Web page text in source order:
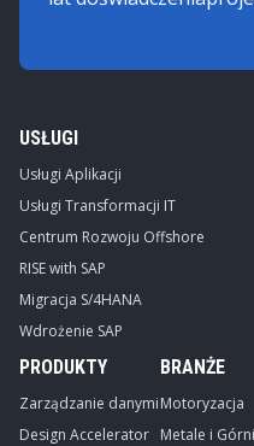
USŁUGI
Usługi Aplikacji
Usługi Transformacji IT
Centrum Rozwoju Offshore
RISE with SAP
Migracja S/4HANA
Wdrożenie SAP
PRODUKTY
Zarządzanie danymi
Design Accelerator
BRANŻE
Motoryzacja
Metale i